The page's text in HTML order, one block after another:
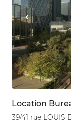
Location
39/41 rue LOUIS